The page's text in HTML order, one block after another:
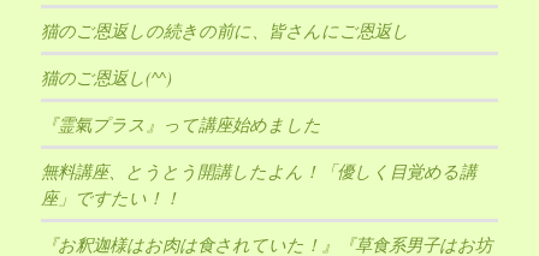
猫のご恩返しの続きの前に、皆さんにご恩返し
猫のご恩返し(^^)
『霊氣プラス』って講座始めました
無料講座、とうとう開講したよん！「優しく目覚める講
座」ですたい！！
『お釈迦様はお肉は食されていた！』『草食系男子はお坊